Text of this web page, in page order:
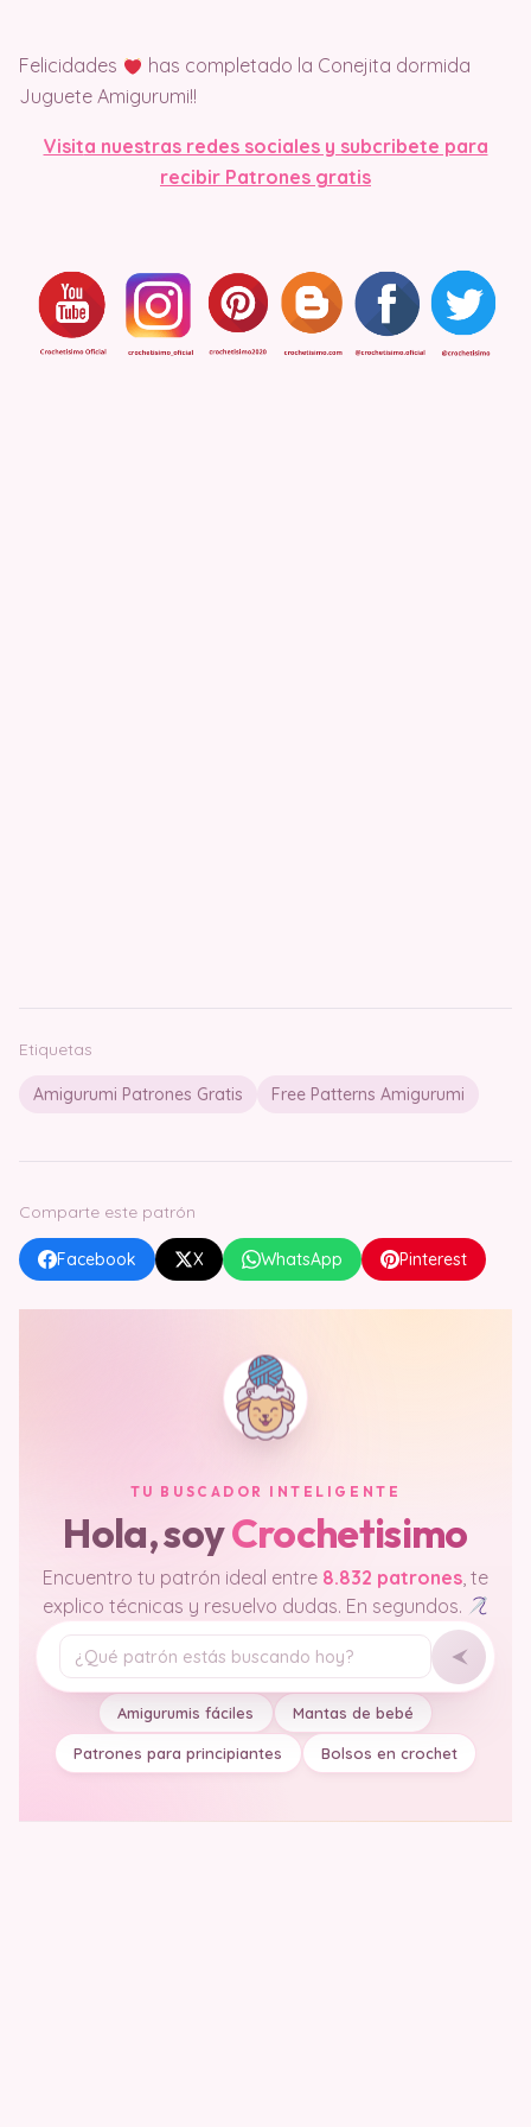
Felicidades
has completado la Conejita dormida
Juguete Amigurumi!!
Visita nuestras redes sociales y subcribete para
recibir Patrones gratis
Etiquetas
Amigurumi Patrones Gratis Free Patterns Amigurumi
Comparte este patrón
Facebook X WhatsApp Pinterest
TU BUSCADOR INTELIGENTE
Hola, soyCrochetisimo
Encuentro tu patrón ideal entre 8.832 patrones, te
explico técnicas y resuelvo dudas. En segundos.
Tu pregunta
Amigurumis fáciles Mantas de bebé
Patrones para principiantes Bolsos en crochet